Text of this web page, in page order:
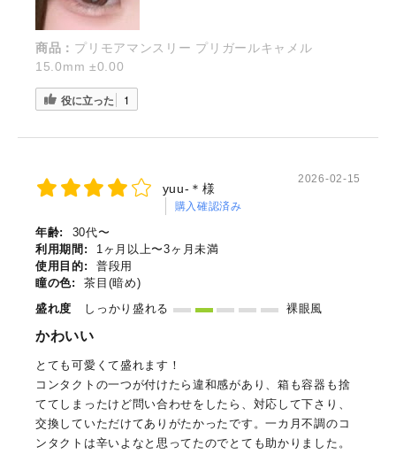
商品： プリモアマンスリー プリガールキャメル
15.0mm ±0.00
役に立った 1
yuu-＊様
購入確認済み
2026-02-15
年齢:
30代〜
利用期間:
1ヶ月以上〜3ヶ月未満
使用目的:
普段用
瞳の色:
茶目(暗め)
盛れ度
しっかり盛れる 裸眼風
かわいい
とても可愛くて盛れます！
コンタクトの一つが付けたら違和感があり、箱も容器も捨
ててしまったけど問い合わせをしたら、対応して下さり、
交換していただけてありがたかったです。一カ月不調のコ
ンタクトは辛いよなと思ってたのでとても助かりました。